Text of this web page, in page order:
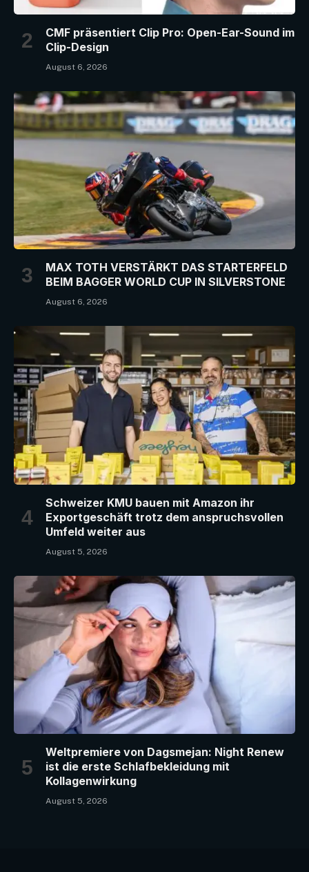
CMF präsentiert Clip Pro: Open-Ear-Sound im
Clip-Design
August 6, 2026
MAX TOTH VERSTÄRKT DAS STARTERFELD
BEIM BAGGER WORLD CUP IN SILVERSTONE
August 6, 2026
Schweizer KMU bauen mit Amazon ihr
Exportgeschäft trotz dem anspruchsvollen
Umfeld weiter aus
August 5, 2026
Weltpremiere von Dagsmejan: Night Renew
ist die erste Schlafbekleidung mit
Kollagenwirkung
August 5, 2026